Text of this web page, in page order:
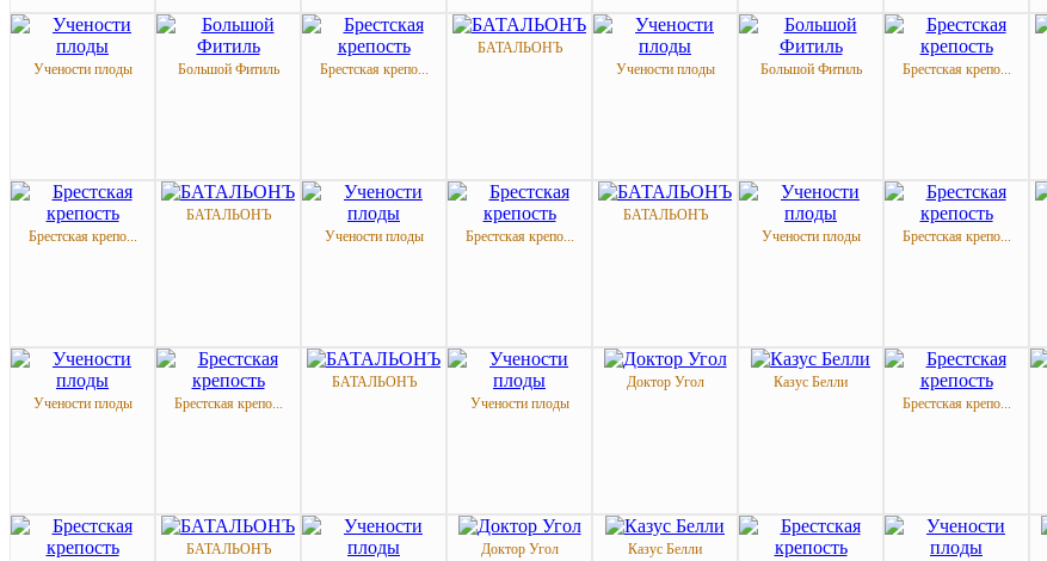
Учености плоды Большой Фитиль Брестская крепо...
БАТАЛЬОНЪ
Учености плоды
Большой Фитиль Брестская крепо...
Брестская крепо...
БАТАЛЬОНЪ
Учености плоды
Брестская крепо...
БАТАЛЬОНЪ
Учености плоды
Брестская крепо...
Учености плоды Брестская крепо...
БАТАЛЬОНЪ
Учености плоды
Доктор Угол
Казус Белли
Брестская крепо...
БАТАЛЬОНЪ
Доктор Угол
Казус Белли